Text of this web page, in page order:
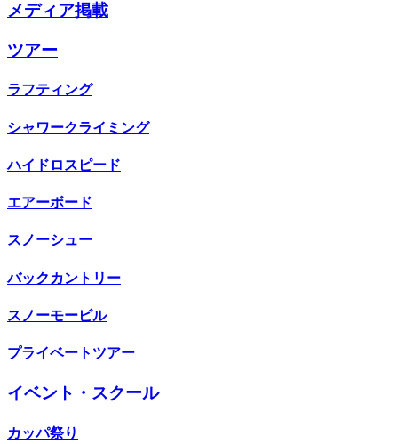
メディア掲載
ツアー
ラフティング
シャワークライミング
ハイドロスピード
エアーボード
スノーシュー
バックカントリー
スノーモービル
プライベートツアー
イベント・スクール
カッパ祭り